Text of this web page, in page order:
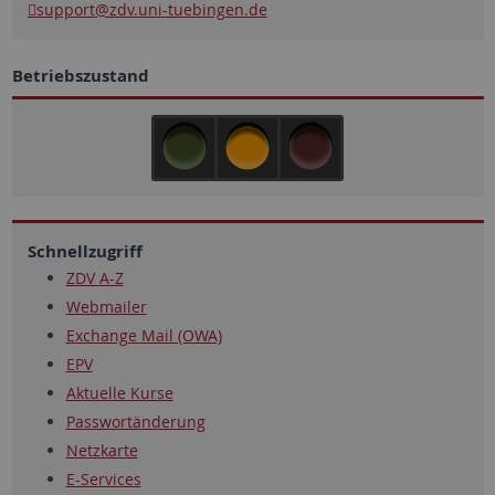
support@zdv.uni-tuebingen.de
Betriebszustand
Schnellzugriff
ZDV A-Z
Webmailer
Exchange Mail (OWA)
EPV
Aktuelle Kurse
Passwortänderung
Netzkarte
E-Services